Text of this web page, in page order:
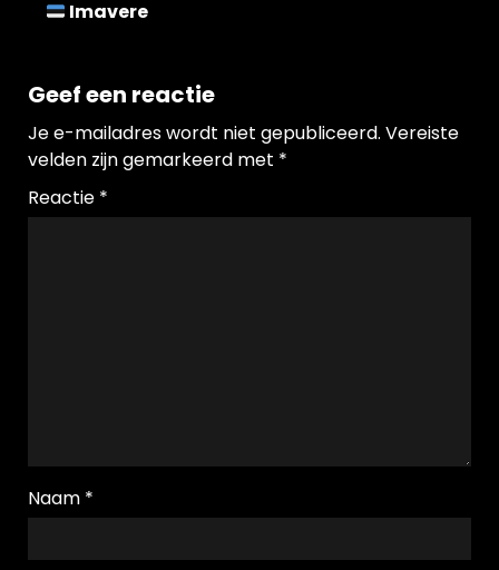
Imavere
Geef een reactie
Je e-mailadres wordt niet gepubliceerd. Vereiste
velden zijn gemarkeerd met *
Reactie *
Naam *